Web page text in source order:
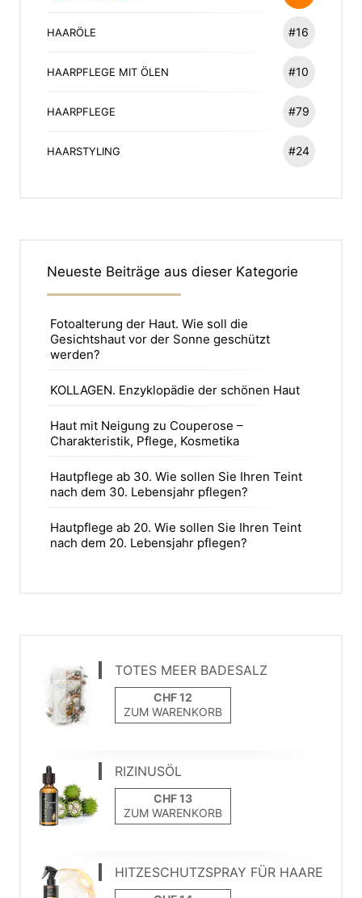
HAARÖLE #16
HAARPFLEGE MIT ÖLEN #10
HAARPFLEGE #79
HAARSTYLING #24
Neueste Beiträge aus dieser Kategorie
Fotoalterung der Haut. Wie soll die
Gesichtshaut vor der Sonne geschützt
werden?
KOLLAGEN. Enzyklopädie der schönen Haut
Haut mit Neigung zu Couperose –
Charakteristik, Pflege, Kosmetika
Hautpflege ab 30. Wie sollen Sie Ihren Teint
nach dem 30. Lebensjahr pflegen?
Hautpflege ab 20. Wie sollen Sie Ihren Teint
nach dem 20. Lebensjahr pflegen?
TOTES MEER BADESALZ
ZUM WARENKORB
RIZINUSÖL
ZUM WARENKORB
HITZESCHUTZSPRAY FÜR HAARE